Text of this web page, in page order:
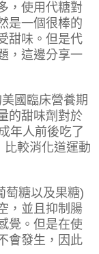
，使用代糖對
是一個很棒的
甜味。但是代
，這邊分享一
臨床營養期
的甜味劑對於
年人前後吃了
比較消化道運動
萄糖以及果糖)
，並且抑制腸
覺。但是在使
會發生，因此